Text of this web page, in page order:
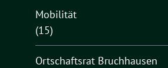
Mobilität
(15)
Ortschaftsrat Bruchhausen